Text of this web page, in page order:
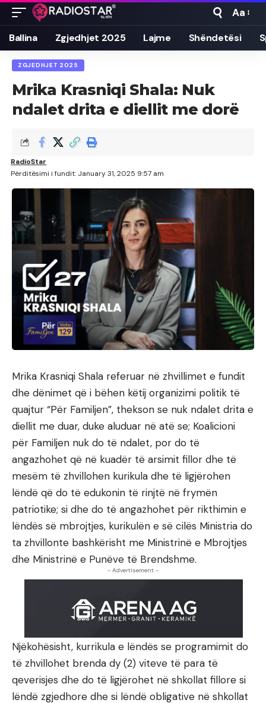
Font
Resizer
Aa
Ballina Zgjedhjet 2025 Lajme Shëndetësi
ZGJEDHJET 2025
Mrika Krasniqi Shala: Nuk
ndalet drita e diellit me dorë
Përditësimi i fundit: January 31, 2025 9:57 am
RadioStar
Mrika Krasniqi Shala referuar në zhvillimet e fundit
dhe dënimet që i bëhen këtij organizimi politik të
quajtur “Për Familjen”, thekson se nuk ndalet drita e
diellit me duar, duke aluduar në atë se; Koalicioni
për Familjen nuk do të ndalet, por do të
angazhohet që në kuadër të arsimit fillor dhe të
mesëm të zhvillohen kurikula dhe të ligjërohen
lëndë që do të edukonin të rinjtë në frymën
patriotike; si dhe do të angazhohet për rikthimin e
lëndës së mbrojtjes, kurikulën e së cilës Ministria do
ta zhvillonte bashkërisht me Ministrinë e Mbrojtjes
dhe Ministrinë e Punëve të Brendshme.
- Advertisement -
Njëkohësisht, kurrikula e lëndës se programimit do
të zhvillohet brenda dy (2) viteve të para të
qeverisjes dhe do të ligjërohet në shkollat fillore si
lëndë zgjedhore dhe si lëndë obligative në shkollat